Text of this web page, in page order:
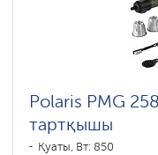
Polaris PMG
тартқышы
Қуаты, Вт: 850